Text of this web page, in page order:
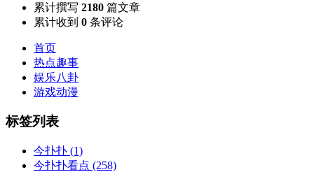
累计撰写 2180 篇文章
累计收到 0 条评论
首页
热点趣事
娱乐八卦
游戏动漫
标签列表
今扑扑 (1)
今扑扑看点 (258)